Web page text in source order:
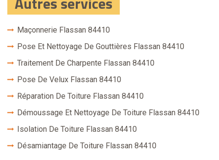
Maçonnerie Flassan 84410
Pose Et Nettoyage De Gouttières Flassan 84410
Traitement De Charpente Flassan 84410
Pose De Velux Flassan 84410
Réparation De Toiture Flassan 84410
Démoussage Et Nettoyage De Toiture Flassan 84410
Isolation De Toiture Flassan 84410
Désamiantage De Toiture Flassan 84410